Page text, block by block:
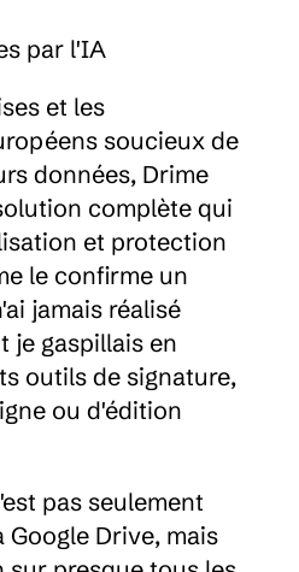
par l'IA
et les
soucieux de
données, Drime
complète qui
et protection
le confirme un
jamais réalisé
je gaspillais en
outils de signature,
ou d'édition
pas seulement
Drive, mais